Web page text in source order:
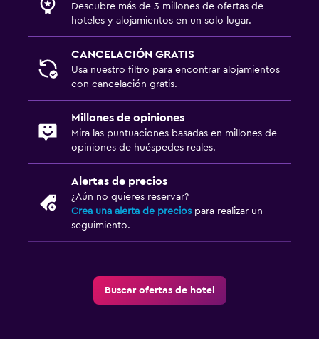
Descubre más de 3 millones de ofertas de
hoteles y alojamientos en un solo lugar.
CANCELACIÓN GRATIS
Usa nuestro filtro para encontrar alojamientos
con cancelación gratis.
Millones de opiniones
Mira las puntuaciones basadas en millones de
opiniones de huéspedes reales.
Alertas de precios
¿Aún no quieres reservar?
Crea una alerta de precios para realizar un
seguimiento.
Buscar ofertas de hotel